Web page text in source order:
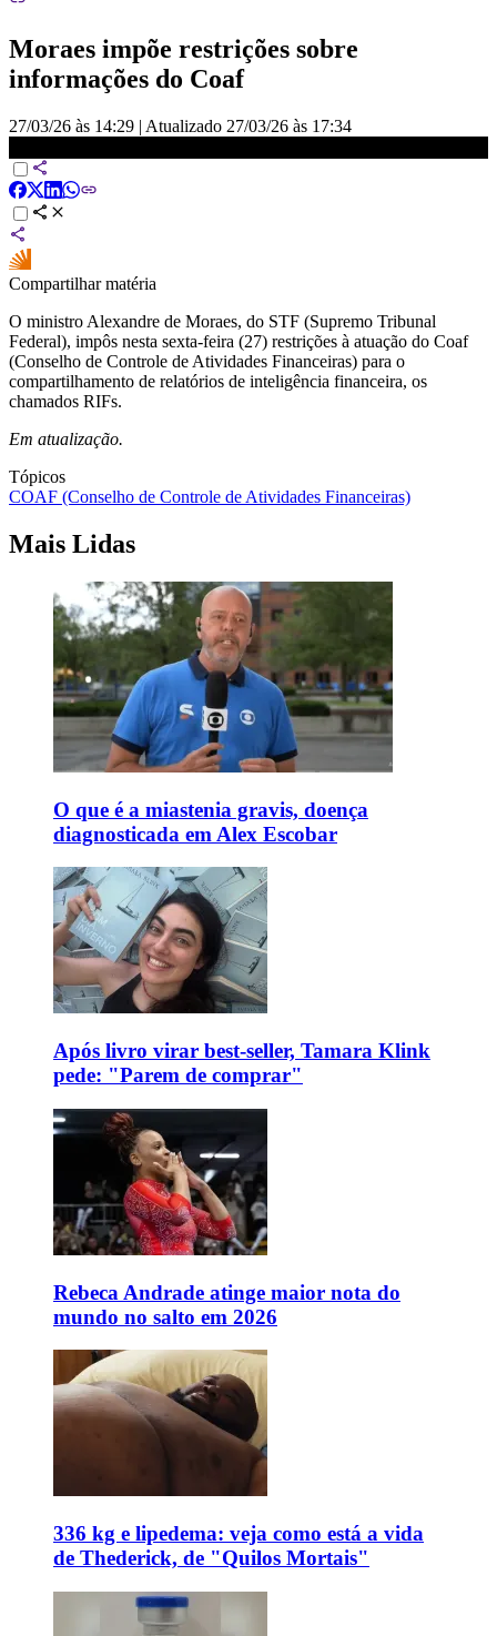
Moraes impõe restrições sobre
informações do Coaf
27/03/26 às 14:29 | Atualizado 27/03/26 às 17:34
Compartilhar matéria
O ministro Alexandre de Moraes, do STF (Supremo Tribunal
Federal), impôs nesta sexta-feira (27) restrições à atuação do Coaf
(Conselho de Controle de Atividades Financeiras) para o
compartilhamento de relatórios de inteligência financeira, os
chamados RIFs.
Em atualização.
Tópicos
COAF (Conselho de Controle de Atividades Financeiras)
Mais Lidas
O que é a miastenia gravis, doença
diagnosticada em Alex Escobar
Após livro virar best-seller, Tamara Klink
pede: "Parem de comprar"
Rebeca Andrade atinge maior nota do
mundo no salto em 2026
336 kg e lipedema: veja como está a vida
de Thederick, de "Quilos Mortais"